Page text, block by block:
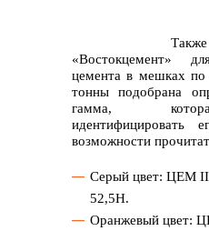
Также
«Востокцемент»
цемента в мешках
тонны подобрана
гамма,
идентифицировать
возможности
Серый цвет: ЦЕМ
52,5Н.
Оранжевый цвет: